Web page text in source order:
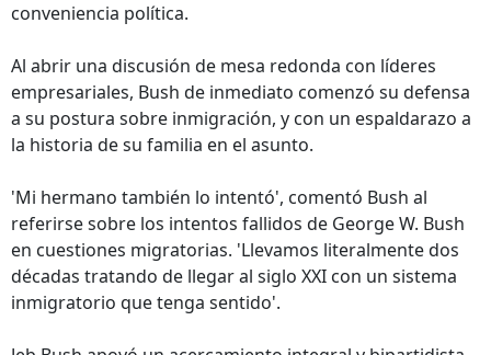
conveniencia política.
Al abrir una discusión de mesa redonda con líderes
empresariales, Bush de inmediato comenzó su defensa
a su postura sobre inmigración, y con un espaldarazo a
la historia de su familia en el asunto.
'Mi hermano también lo intentó', comentó Bush al
referirse sobre los intentos fallidos de George W. Bush
en cuestiones migratorias. 'Llevamos literalmente dos
décadas tratando de llegar al siglo XXI con un sistema
inmigratorio que tenga sentido'.